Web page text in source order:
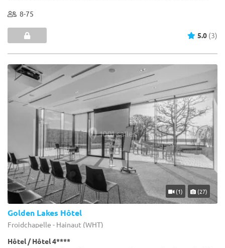
8-75
5.0 (3)
(1) (27)
Golden Lakes Hôtel
Froidchapelle - Hainaut (WHT)
Hôtel / Hôtel 4****